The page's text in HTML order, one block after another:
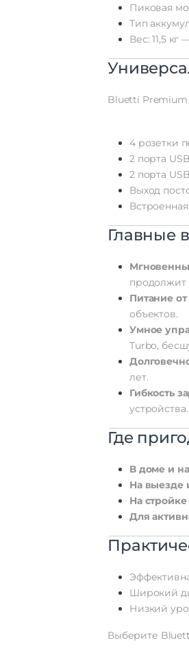
Пиковая
Тип
Вес: 11,5кг
Bluetti Premium
4розетки
2порта
2порта
Выход
Встроенная
Главные
продолжит
Питание от
объектов.
Умное
Turbo,
лет.
Гибкость
устройства.
Где
Вдоме и на
Навыезде
Настройке
Для
Широкий
Низкий
Выберите